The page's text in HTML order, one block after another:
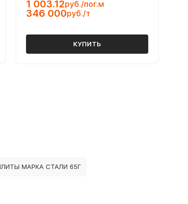
1 003.12руб./пог.м
346 000руб./т
КУПИТЬ
МАРКА СТАЛИ 65Г